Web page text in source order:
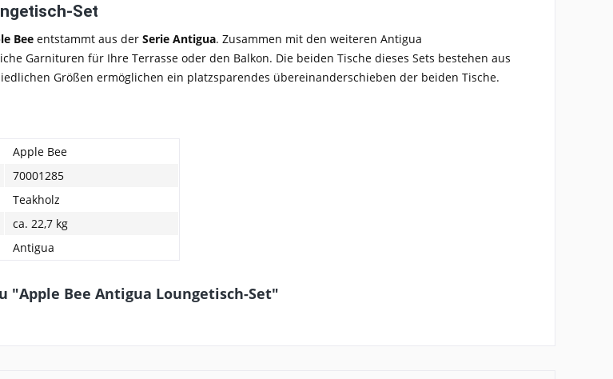
Set
Bee entstammt aus der Serie Antigua. Zusammen mit den weiteren Antigua
Garnituren für Ihre Terrasse oder den Balkon. Die beiden Tische dieses Sets bestehen aus
Größen ermöglichen ein platzsparendes übereinanderschieben der beiden Tische.
Apple Bee
70001285
Teakholz
ca. 22,7 kg
Antigua
"Apple Bee Antigua Loungetisch-Set"